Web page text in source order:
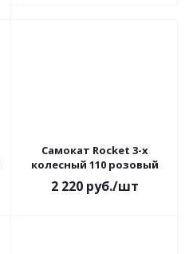
Самокат Rocket 3-х
колесный 110 розовый
2 220руб./шт